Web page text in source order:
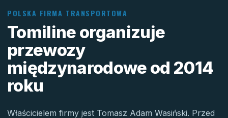
POLSKA FIRMA TRANSPORTOWA
Tomiline organizuje
przewozy
międzynarodowe od 2014
roku
Właścicielem firmy jest Tomasz Adam Wasiński. Przed